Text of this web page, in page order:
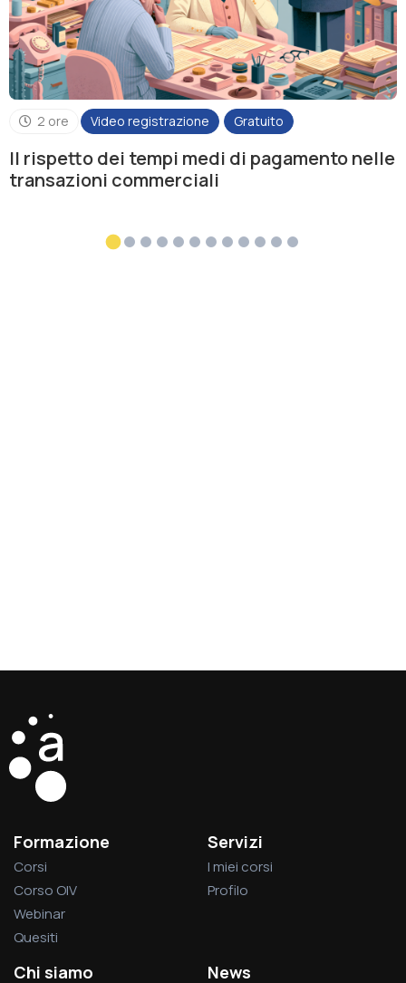
2 ore Video registrazione Gratuito
Il rispetto dei tempi medi di pagamento nelle
transazioni commerciali
Formazione
Corsi
Corso OIV
Webinar
Quesiti
Servizi
I miei corsi
Profilo
Chi siamo News